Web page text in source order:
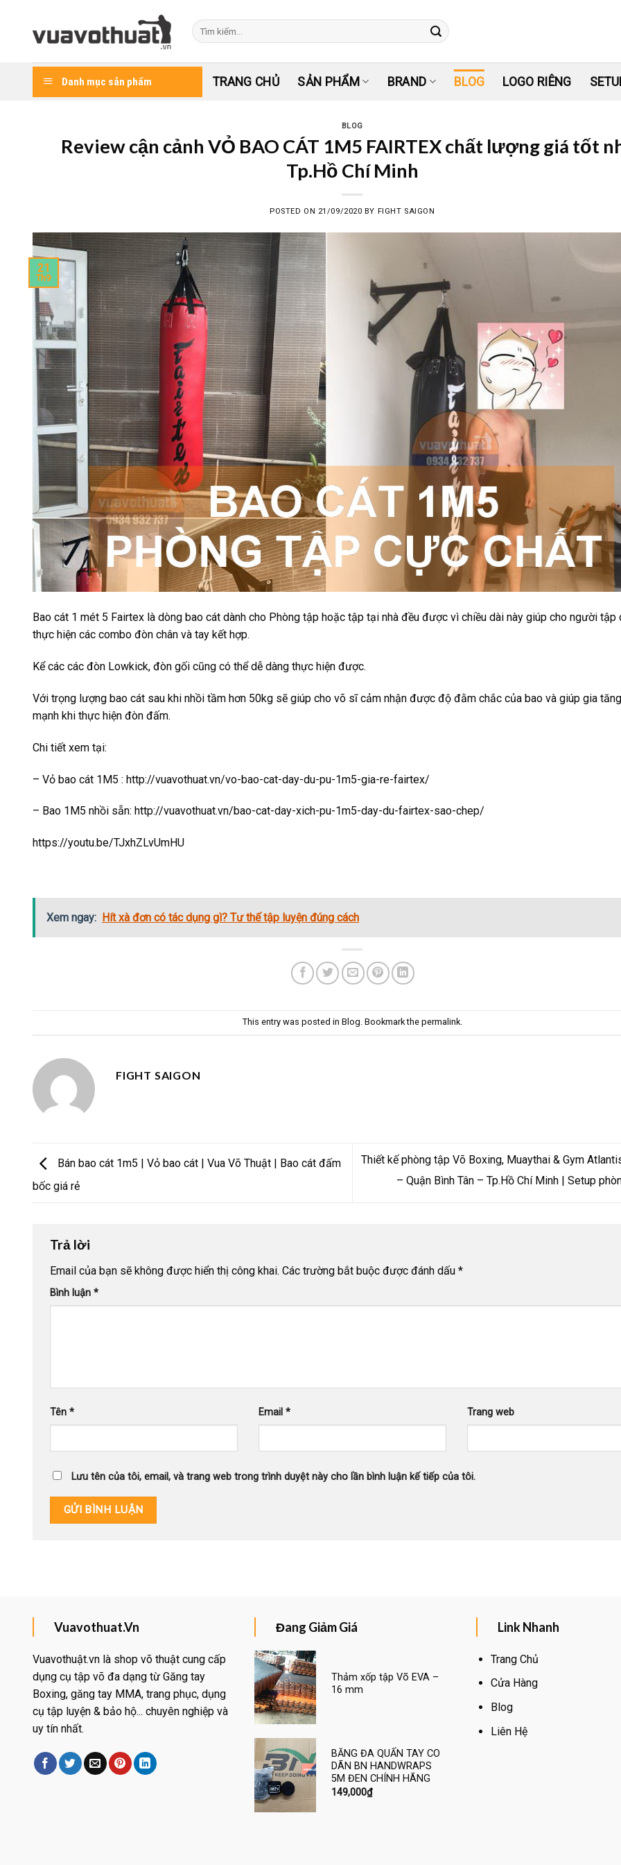
content
Tìm
kiếm:
Danh mục sản phẩm TRANG CHỦ SẢN PHẨM BRAND BLOG LOGO RIÊNG
BLOG
Review cận cảnh VỎ BAO CÁT 1M5 FAIRTEX chất lượng giá tốt
Tp.Hồ Chí Minh
POSTED ON 21/09/2020 BY FIGHT SAIGON
21
Th9
Bao cát 1 mét 5 Fairtex là dòng bao cát dành cho Phòng tập hoặc tập tại nhà đều được vì chiều dài này giúp cho người tập
thực hiện các combo đòn chân và tay kết hợp.
Kể các các đòn Lowkick, đòn gối cũng có thể dễ dàng thực hiện được.
Với trọng lượng bao cát sau khi nhồi tầm hơn 50kg sẽ giúp cho võ sĩ cảm nhận được độ đằm chắc của bao và giúp gia
mạnh khi thực hiện đòn đấm.
Chi tiết xem tại:
– Vỏ bao cát 1M5 : http://vuavothuat.vn/vo-bao-cat-day-du-pu-1m5-gia-re-fairtex/
– Bao 1M5 nhồi sẵn: http://vuavothuat.vn/bao-cat-day-xich-pu-1m5-day-du-fairtex-sao-chep/
https://youtu.be/TJxhZLvUmHU
Xem ngay: Hít xà đơn có tác dụng gì? Tư thế tập luyện đúng cách
This entry was posted in Blog. Bookmark the permalink.
FIGHT SAIGON
Bán bao cát 1m5 | Vỏ bao cát | Vua Võ Thuật | Bao cát đấm
bốc giá rẻ
Thiết kế phòng tập Võ Boxing, Muaythai & Gym
– Quận Bình Tân – Tp.Hồ Chí Minh | Setup
Trả lời
Email của bạn sẽ không được hiển thị công khai. Các trường bắt buộc được đánh dấu *
Bình luận *
Tên * Email * Trang web
Lưu tên của tôi, email, và trang web trong trình duyệt này cho lần bình luận kế tiếp của tôi.
Vuavothuat.Vn
Vuavothuật.vn là shop võ thuật cung cấp
dụng cụ tập võ đa dạng từ Găng tay
Boxing, găng tay MMA, trang phục, dụng
cụ tập luyện & bảo hộ... chuyên nghiệp và
uy tín nhất.
Đang Giảm Giá
Yêu
thích
Thảm xốp tập Võ EVA –
16 mm
Yêu
thích
BĂNG ĐA QUẤN TAY CO
DÃN BN HANDWRAPS
5M ĐEN CHÍNH HÃNG
149,000₫
Link Nhanh
Trang Chủ
Cửa Hàng
Blog
Liên Hệ